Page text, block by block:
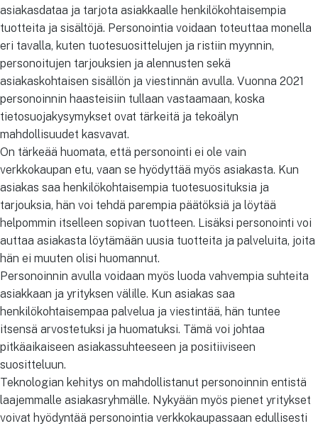
asiakasdataa ja tarjota asiakkaalle henkilökohtaisempia
tuotteita ja sisältöjä. Personointia voidaan toteuttaa monella
eri tavalla, kuten tuotesuosittelujen ja ristiin myynnin,
personoitujen tarjouksien ja alennusten sekä
asiakaskohtaisen sisällön ja viestinnän avulla. Vuonna 2021
personoinnin haasteisiin tullaan vastaamaan, koska
tietosuojakysymykset ovat tärkeitä ja tekoälyn
mahdollisuudet kasvavat.
On tärkeää huomata, että personointi ei ole vain
verkkokaupan etu, vaan se hyödyttää myös asiakasta. Kun
asiakas saa henkilökohtaisempia tuotesuosituksia ja
tarjouksia, hän voi tehdä parempia päätöksiä ja löytää
helpommin itselleen sopivan tuotteen. Lisäksi personointi voi
auttaa asiakasta löytämään uusia tuotteita ja palveluita, joita
hän ei muuten olisi huomannut.
Personoinnin avulla voidaan myös luoda vahvempia suhteita
asiakkaan ja yrityksen välille. Kun asiakas saa
henkilökohtaisempaa palvelua ja viestintää, hän tuntee
itsensä arvostetuksi ja huomatuksi. Tämä voi johtaa
pitkäaikaiseen asiakassuhteeseen ja positiiviseen
suositteluun.
Teknologian kehitys on mahdollistanut personoinnin entistä
laajemmalle asiakasryhmälle. Nykyään myös pienet yritykset
voivat hyödyntää personointia verkkokaupassaan edullisesti